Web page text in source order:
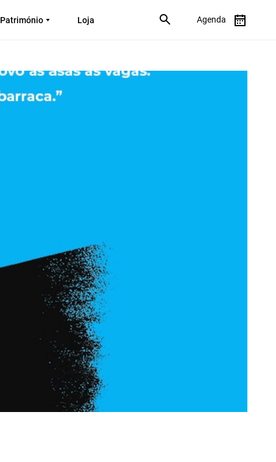
Património Loja Agenda